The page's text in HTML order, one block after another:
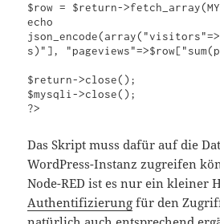
$row = $return-
echo
s)"],
$return->close();
$mysqli->close();
?>
Das Skript muss dafür auf die
WordPress-Instanz zugreifen
Node-RED ist es nur ein kleiner
Authentifizierung für den